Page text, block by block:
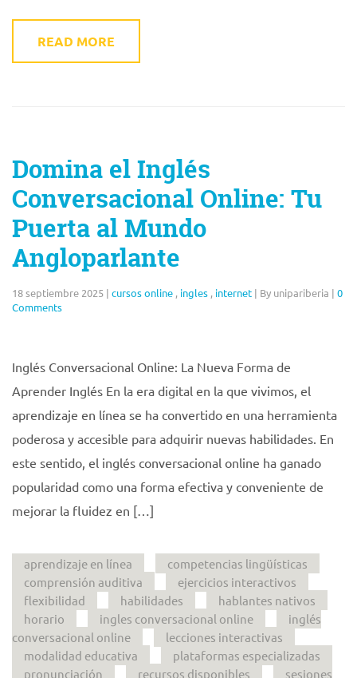
READ MORE
Domina el Inglés
Conversacional Online: Tu
Puerta al Mundo
Angloparlante
18 septiembre 2025 | cursos online , ingles , internet | By unipariberia | 0
Comments
Inglés Conversacional Online: La Nueva Forma de
Aprender Inglés En la era digital en la que vivimos, el
aprendizaje en línea se ha convertido en una herramienta
poderosa y accesible para adquirir nuevas habilidades. En
este sentido, el inglés conversacional online ha ganado
popularidad como una forma efectiva y conveniente de
mejorar la fluidez en […]
aprendizaje en línea
competencias lingüísticas
comprensión auditiva
ejercicios interactivos
flexibilidad
habilidades
hablantes nativos
horario
ingles conversacional online
inglés
conversacional online
lecciones interactivas
modalidad educativa
plataformas especializadas
pronunciación
recursos disponibles sesiones